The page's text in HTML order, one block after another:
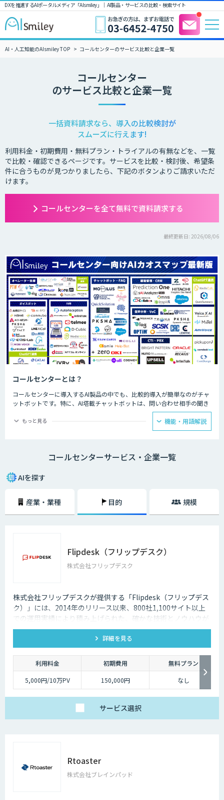
DXを推進するAIポータルメディア「AIsmiley」｜ AI製品・サービスの比較・検索サイト
AI・人工知能のAIsmiley TOP コールセンターのサービス比較と企業一覧
コールセンター
のサービス比較と企業一覧
一括資料請求なら、導入の比較検討が
スムーズに行えます!
利用料金・初期費用・無料プラン・トライアルの有無などを、一覧
で比較・確認できるページです。サービスを比較・検討後、希望条
件に合うものが見つかりましたら、下記のボタンよりご請求いただ
けます。
コールセンターを全て無料で資料請求する
最終更新日: 2026/08/06
コールセンターとは？
コールセンターに導入するAI製品の中でも、比較的導入が簡単なのがチャ
ットボットです。特に、AI塔載チャットボットは、問い合わせ相手の聞き
たいことに対して、決められた回答をできるため、カスタマーサポートで
の普及が見込まれています。AIが問い合わせの4割を回答することで顧客
自身で自己解決できることが増え、スタッフが自ら行う部分を4割カット
大きな理由の一つです。顧客の時間の都合に合わせて問い合わせができる
ようになることで、カスタマーサポートが向上します。その結果顧客が知
た、AIによる自然なコミュニケーションを図ることで、顧客との関係性を
可能にする機能も重要です。専門スキルを持ったオペレーターがチャット
による対応を行うとともに、その中で得られたナレッジを蓄積していくこ
とで、運用開始後の回答精度の維持と向上につながります。AIと専門家と
対する回答候補をオペレーターに提示するサービスにも活用することが可
能です。回答内容の候補や関連する資料を瞬時に画面に表示できるように
なった結果、回答にかかる時間の短縮でき、顧客からの電話のつながりや
すさが改善されるのです。
もっと見る 機能・用語解説
コールセンターサービス・企業一覧
AIを探す
産業・業種 目的 規模
Flipdesk（フリップデスク）
株式会社フリップデスク
株式会社フリップデスクが提供する「Flipdesk（フリップデス
ク）」には、2014年のリリース以来、800社1,100サイト以上
での運用実績により積み上げられた、確かな技術とノウハウが
あります。 機能の豊富さだけでなく、Web接客として質の高い
コンサルティングサービスを提供します。
詳細を見る
利用料金 初期費用
無料プラン
5,000円/10万PV
150,000円 なし
サービス選択
Rtoaster
株式会社ブレインパッド